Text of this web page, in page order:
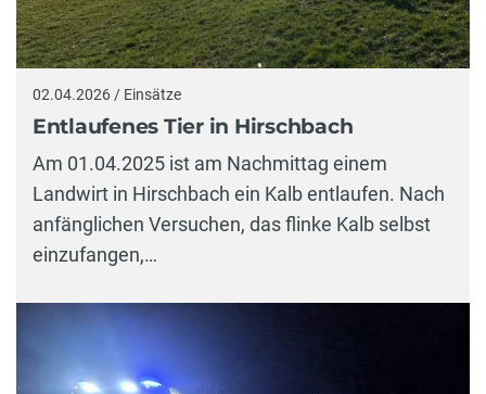
02.04.2026 / Einsätze
Entlaufenes Tier in Hirschbach
Am 01.04.2025 ist am Nachmittag einem
Landwirt in Hirschbach ein Kalb entlaufen. Nach
anfänglichen Versuchen, das flinke Kalb selbst
einzufangen,…